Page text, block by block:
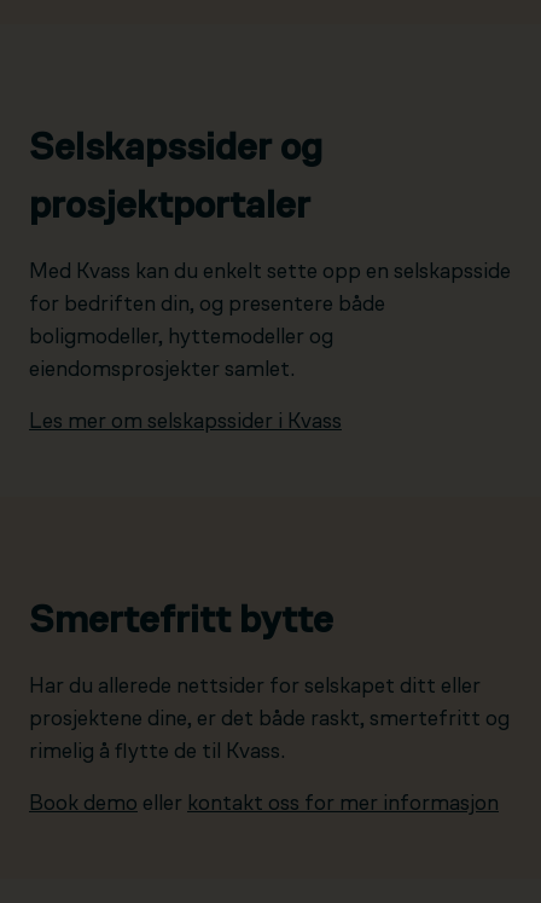
Selskapssider og
prosjektportaler
Med Kvass kan du enkelt sette opp en selskapsside
for bedriften din, og presentere både
boligmodeller, hyttemodeller og
eiendomsprosjekter samlet.
Les mer om selskapssider i Kvass
Smertefritt bytte
Har du allerede nettsider for selskapet ditt eller
prosjektene dine, er det både raskt, smertefritt og
rimelig å flytte de til Kvass.
Book demo eller kontakt oss for mer informasjon